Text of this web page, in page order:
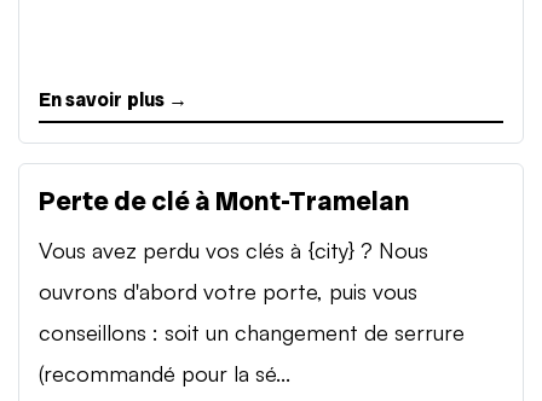
En savoir plus →
Perte de clé à Mont-Tramelan
Vous avez perdu vos clés à {city} ? Nous
ouvrons d'abord votre porte, puis vous
conseillons : soit un changement de serrure
(recommandé pour la sé...